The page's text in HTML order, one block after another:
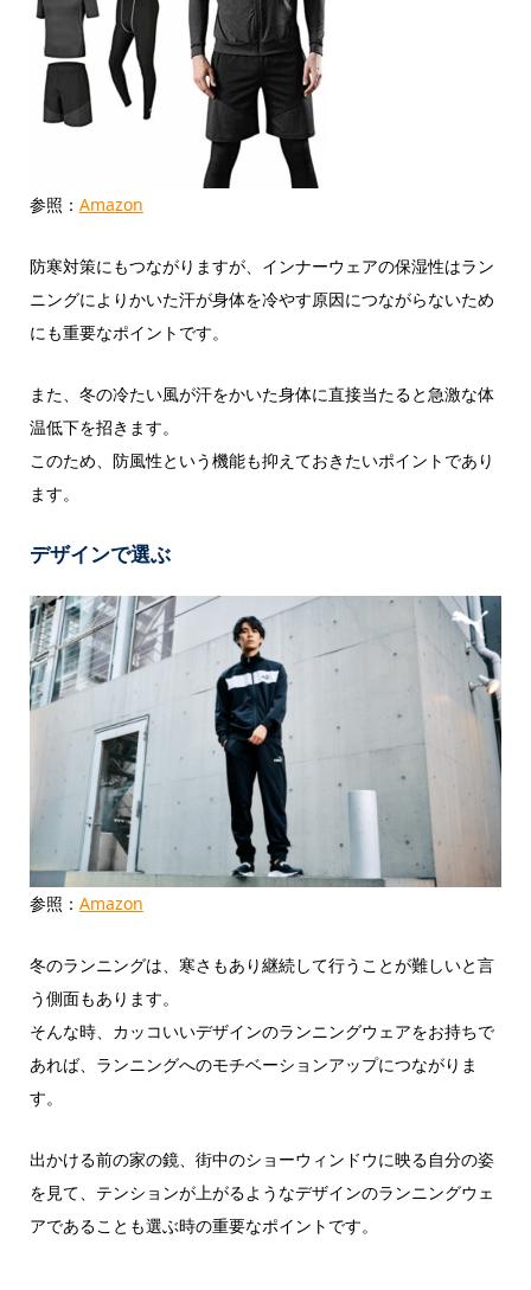
参照： Amazon
防寒対策にもつながりますが、インナーウェアの保湿性はラン
ニングによりかいた汗が身体を冷やす原因につながらないため
にも重要なポイントです。
また、冬の冷たい風が汗をかいた身体に直接当たると急激な体
温低下を招きます。
このため、防風性という機能も抑えておきたいポイントであり
ます。
デザインで選ぶ
参照： Amazon
冬のランニングは、寒さもあり継続して行うことが難しいと言
う側面もあります。
そんな時、カッコいいデザインのランニングウェアをお持ちで
あれば、ランニングへのモチベーションアップにつながりま
す。
出かける前の家の鏡、街中のショーウィンドウに映る自分の姿
を見て、テンションが上がるようなデザインのランニングウェ
アであることも選ぶ時の重要なポイントです。